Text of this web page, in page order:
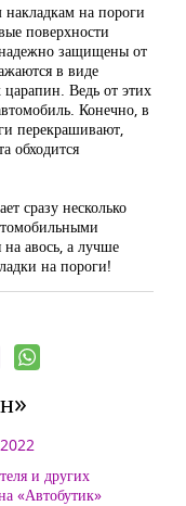
на пороги
поверхности
защищены от
в виде
царапин. Ведь от этих
Конечно, в
перекрашивают,
обходится
сразу несколько
авось, а лучше
на пороги!
и других
«Автобутик»